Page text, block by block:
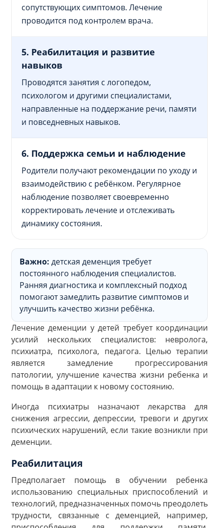
сопутствующих симптомов. Лечение
проводится под контролем врача.
5. Реабилитация и развитие
навыков
Проводятся занятия с логопедом,
психологом и другими специалистами,
направленные на поддержание речи, памяти
и повседневных навыков.
6. Поддержка семьи и наблюдение
Родители получают рекомендации по уходу и
взаимодействию с ребёнком. Регулярное
наблюдение позволяет своевременно
корректировать лечение и отслеживать
динамику состояния.
Важно: детская деменция требует
постоянного наблюдения специалистов.
Ранняя диагностика и комплексный подход
помогают замедлить развитие симптомов и
улучшить качество жизни ребёнка.
Лечение деменции у детей требует координации
усилий нескольких специалистов: невролога,
психиатра, психолога, педагога. Целью терапии
является замедление прогрессирования
патологии, улучшение качества жизни ребенка и
помощь в адаптации к новому состоянию.
Иногда психиатры назначают лекарства для
снижения агрессии, депрессии, тревоги и других
психических нарушений, если такие возникли при
деменции.
Реабилитация
Предполагает помощь в обучении ребенка
использованию специальных приспособлений и
технологий, предназначенных помочь преодолеть
трудности, связанные с деменцией, например,